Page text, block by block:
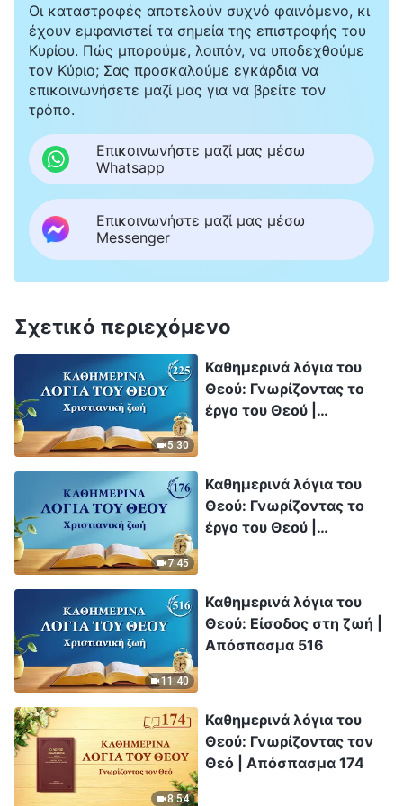
Οι καταστροφές αποτελούν συχνό φαινόμενο, κι
έχουν εμφανιστεί τα σημεία της επιστροφής του
Κυρίου. Πώς μπορούμε, λοιπόν, να υποδεχθούμε
τον Κύριο; Σας προσκαλούμε εγκάρδια να
επικοινωνήσετε μαζί μας για να βρείτε τον
τρόπο.
Επικοινωνήστε μαζί μας μέσω
Whatsapp
Επικοινωνήστε μαζί μας μέσω
Messenger
Σχετικό περιεχόμενο
5:30
Καθημερινά λόγια του
Θεού: Γνωρίζοντας το
έργο του Θεού |
7:45
Καθημερινά λόγια του
Θεού: Γνωρίζοντας το
έργο του Θεού |
11:40
Καθημερινά λόγια του
Θεού: Είσοδος στη ζωή |
Απόσπασμα 516
8:54
Καθημερινά λόγια του
Θεού: Γνωρίζοντας τον
Θεό | Απόσπασμα 174